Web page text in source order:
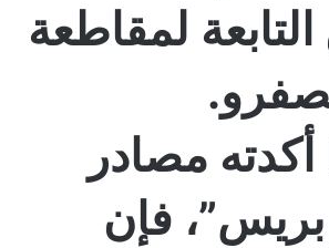
التابعة لمقاطعة
مصادر
فإن